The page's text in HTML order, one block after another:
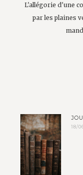
L'allégorie d'une
par les plaines
18/